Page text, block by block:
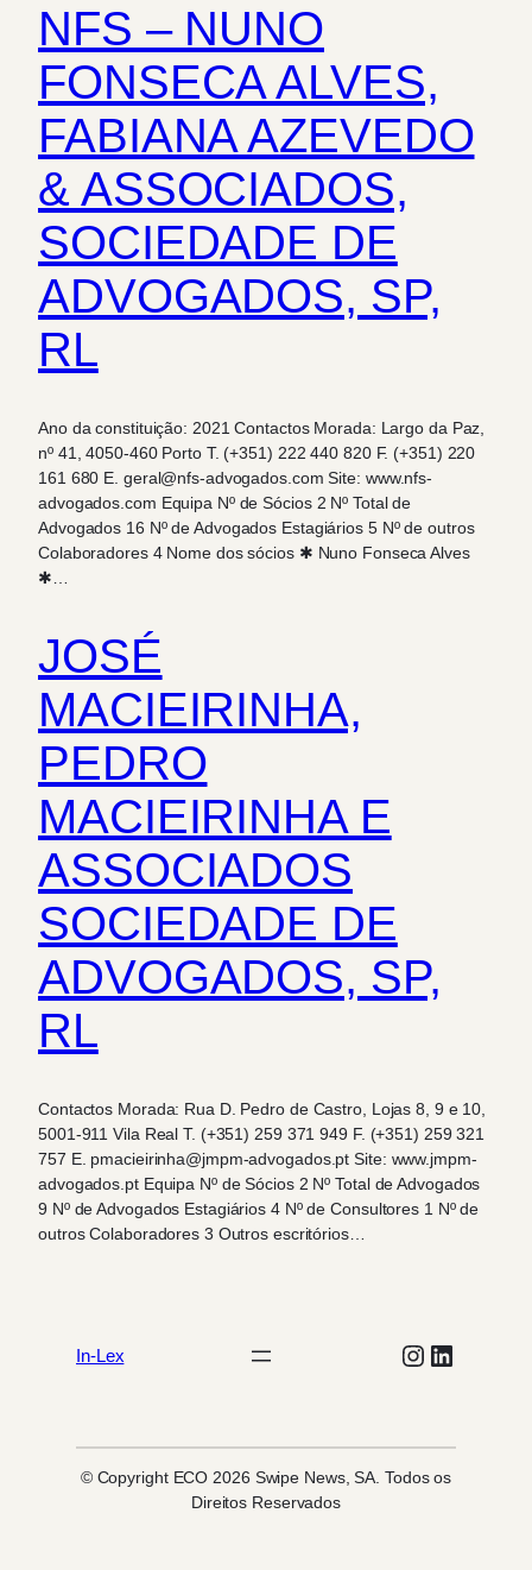
NFS – NUNO
FONSECA ALVES,
FABIANA AZEVEDO
& ASSOCIADOS,
SOCIEDADE DE
ADVOGADOS, SP,
RL
Ano da constituição: 2021 Contactos Morada: Largo da Paz,
nº 41, 4050-460 Porto T. (+351) 222 440 820 F. (+351) 220
161 680 E. geral@nfs-advogados.com Site: www.nfs-
advogados.com Equipa Nº de Sócios 2 Nº Total de
Advogados 16 Nº de Advogados Estagiários 5 Nº de outros
Colaboradores 4 Nome dos sócios ✱ Nuno Fonseca Alves
✱…
JOSÉ
MACIEIRINHA,
PEDRO
MACIEIRINHA E
ASSOCIADOS
SOCIEDADE DE
ADVOGADOS, SP,
RL
Contactos Morada: Rua D. Pedro de Castro, Lojas 8, 9 e 10,
5001-911 Vila Real T. (+351) 259 371 949 F. (+351) 259 321
757 E. pmacieirinha@jmpm-advogados.pt Site: www.jmpm-
advogados.pt Equipa Nº de Sócios 2 Nº Total de Advogados
9 Nº de Advogados Estagiários 4 Nº de Consultores 1 Nº de
outros Colaboradores 3 Outros escritórios…
In-Lex Instagram
LinkedIn
© Copyright ECO 2026 Swipe News, SA. Todos os
Direitos Reservados